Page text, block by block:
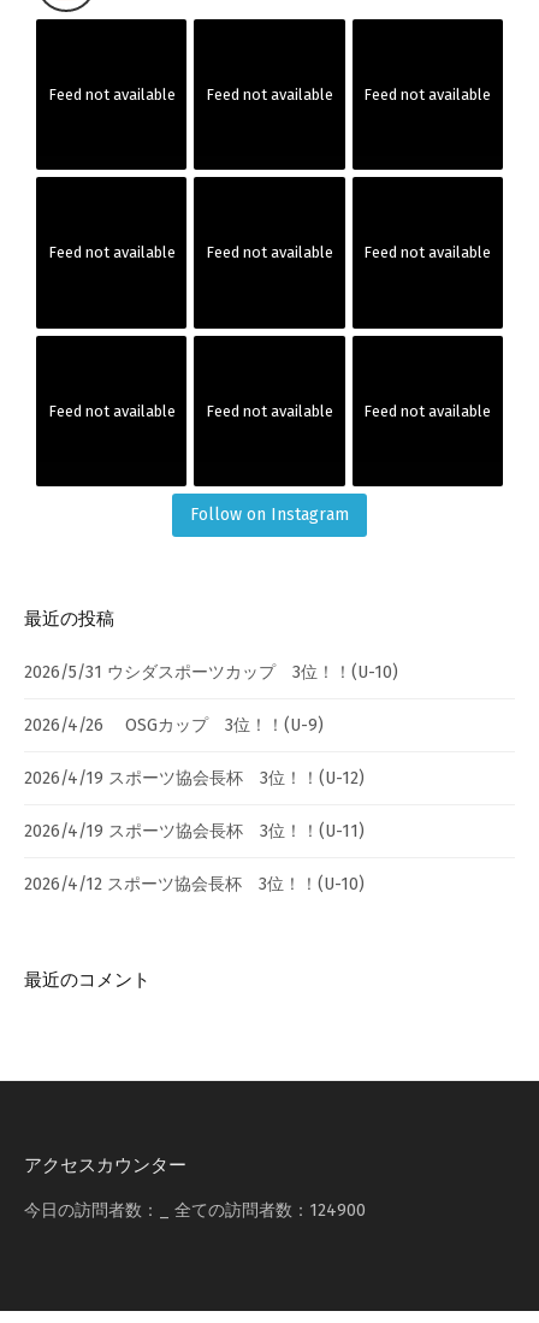
シ
ョ
Feed not available Feed not available Feed not available
Feed not available Feed not available Feed not available
Feed not available Feed not available Feed not available
Follow on Instagram
最近の投稿
2026/5/31 ウシダスポーツカップ 3位！！(U-10)
2026/4/26 OSGカップ 3位！！(U-9)
2026/4/19 スポーツ協会長杯 3位！！(U-12)
2026/4/19 スポーツ協会長杯 3位！！(U-11)
2026/4/12 スポーツ協会長杯 3位！！(U-10)
最近のコメント
アクセスカウンター
今日の訪問者数： 全ての訪問者数： 124900